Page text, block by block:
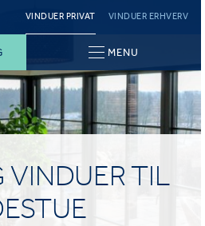
VINDUER PRIVAT VINDUER ERHVERV
MENU
TIL